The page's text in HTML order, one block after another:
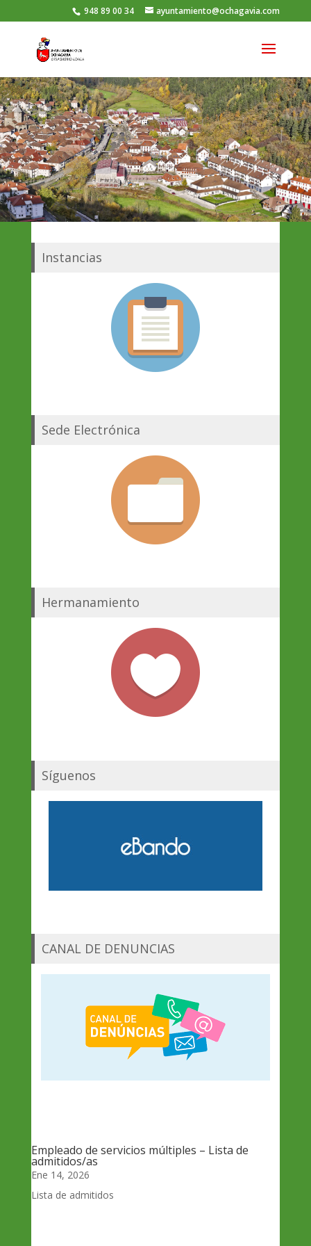
948 89 00 34 ayuntamiento@ochagavia.com
Instancias
Sede Electrónica
Hermanamiento
Síguenos
CANAL DE DENUNCIAS
Empleado de servicios múltiples – Lista de
admitidos/as
Ene 14, 2026
Lista de admitidos